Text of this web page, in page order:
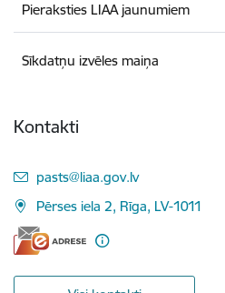
Pieraksties LIAA jaunumiem
Sīkdatņu izvēles maiņa
Kontakti
E-pasts:
pasts@liaa.gov.lv
Pērses iela 2, Rīga, LV-1011